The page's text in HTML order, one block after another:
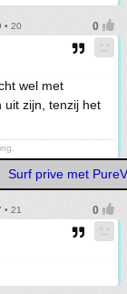
• 20
wel met
uit zijn, tenzij het
Surf prive met
• 21